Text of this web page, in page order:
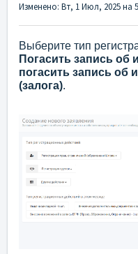
Изменено: Вт, 1 Июл, 2025 на
Выберите тип
Погасить запись об
погасить запись об
(залога).